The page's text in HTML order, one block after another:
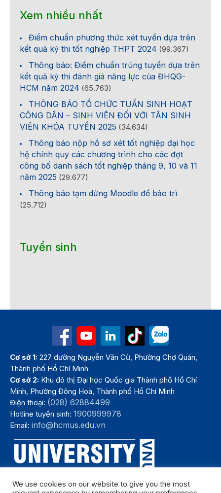
Xem nhiều nhất
Điểm chuẩn phương thức xét tuyển dựa trên
kết quả kỳ thi tốt nghiệp THPT 2024 (99.367)
Thông báo: Điểm chuẩn trúng tuyển dựa trên
kết quả kỳ thi đánh giá năng lực của ĐHQG-
HCM năm 2024 (65.763)
THÔNG BÁO TỔ CHỨC TUẦN SINH HOẠT
CÔNG DÂN – SINH VIÊN ĐỐI VỚI TÂN SINH
VIÊN KHÓA TUYỂN 2025 (34.634)
Thông báo nộp hồ sơ xét tốt nghiệp đại học
hệ chính quy các chương trình cho các đợt
công bố danh sách tốt nghiệp tháng 9, 10 và 11
năm 2025 (29.677)
Thông báo tạm dừng Moodle để bảo trì
(25.712)
Tuyển sinh
Cơ sở 1: 227 đường Nguyễn Văn Cừ, Phường Chợ Quán,
Thành phố Hồ Chí Minh
Cơ sở 2: Khu đô thị Đại học Quốc gia Thành phố Hồ Chí
Minh, Phường Đông Hoà, Thành phố Hồ Chí Minh
Điện thoại: (028) 62884499
Hotline tuyển sinh:1900999978
Email:info@hcmus.edu.vn
We use cookies on our website to give you the most